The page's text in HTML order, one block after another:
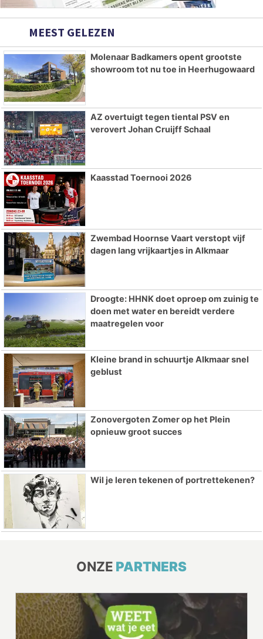
MEEST GELEZEN
Molenaar Badkamers opent grootste
showroom tot nu toe in Heerhugowaard
AZ overtuigt tegen tiental PSV en
verovert Johan Cruijff Schaal
Kaasstad Toernooi 2026
Zwembad Hoornse Vaart verstopt vijf
dagen lang vrijkaartjes in Alkmaar
Droogte: HHNK doet oproep om zuinig te
doen met water en bereidt verdere
maatregelen voor
Kleine brand in schuurtje Alkmaar snel
geblust
Zonovergoten Zomer op het Plein
opnieuw groot succes
Wil je leren tekenen of portrettekenen?
ONZE PARTNERS